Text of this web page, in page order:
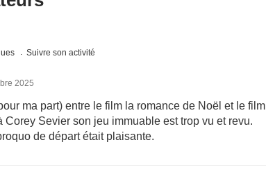
Suivre son activité
2025
ma part) entre le film la romance de Noël et le film
Sevier son jeu immuable est trop vu et revu.
de départ était plaisante.